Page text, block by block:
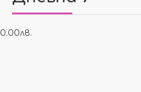
0.00лв.